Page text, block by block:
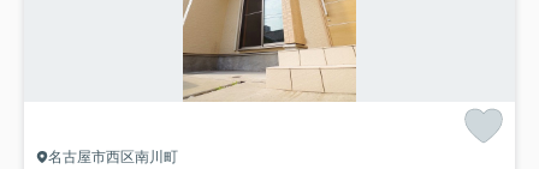
名古屋市西区南川町